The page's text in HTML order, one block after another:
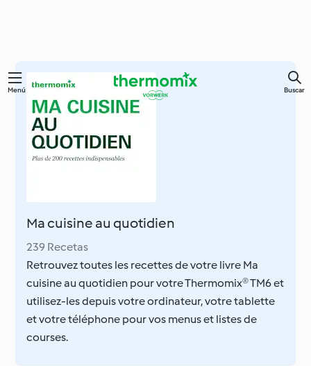
contenido
principal
Menú Buscar
Ma cuisine au quotidien
239 Recetas
Retrouvez toutes les recettes de votre livre Ma
cuisine au quotidien pour votre Thermomix® TM6 et
utilisez-les depuis votre ordinateur, votre tablette
et votre téléphone pour vos menus et listes de
courses.